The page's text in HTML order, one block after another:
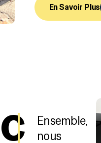
En Savoir Plus
Ensemble,
nous